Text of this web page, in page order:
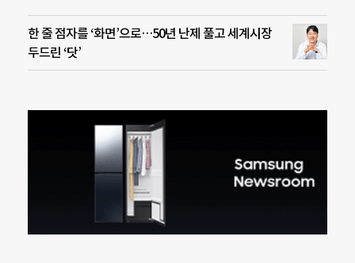
한 줄 점자를 ‘화면’으로…50년 난제 풀고 세계시장
두드린 ‘닷’